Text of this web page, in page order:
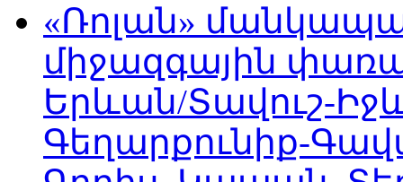
«Ռոլան»
միջազգային
Երևան/Տավուշ-
Գեղարքունիք-